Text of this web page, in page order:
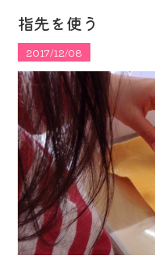
指先を使う
2017/12/08